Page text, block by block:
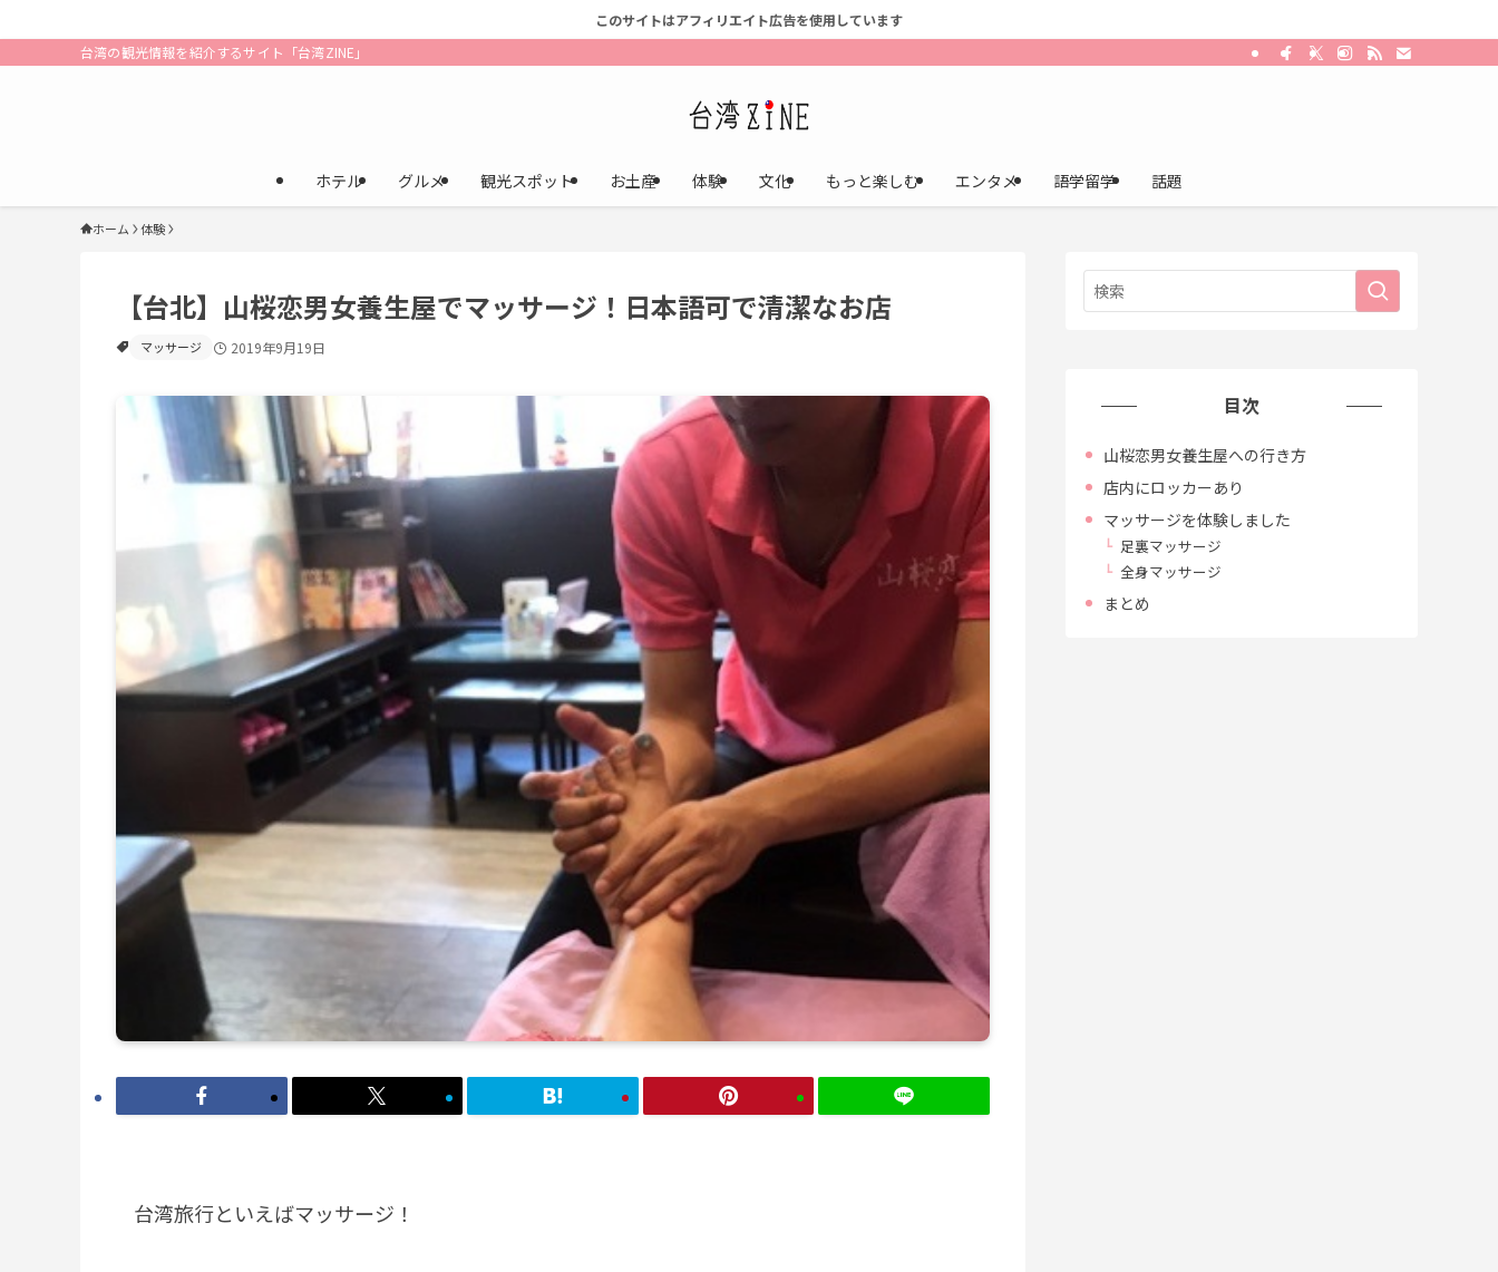
このサイトはアフィリエイト広告を使用しています
台湾の観光情報を紹介するサイト「台湾ZINE」
ホテル グルメ 観光スポット お土産 体験 文化 もっと楽しむ エンタメ 語学留学 話題
ホーム 体験
【台北】山桜恋男女養生屋でマッサージ！日本語可で清潔なお店
マッサージ 2019年9月19日
台湾旅行といえばマッサージ！
目次
山桜恋男女養生屋への行き方
店内にロッカーあり
マッサージを体験しました
足裏マッサージ
全身マッサージ
まとめ